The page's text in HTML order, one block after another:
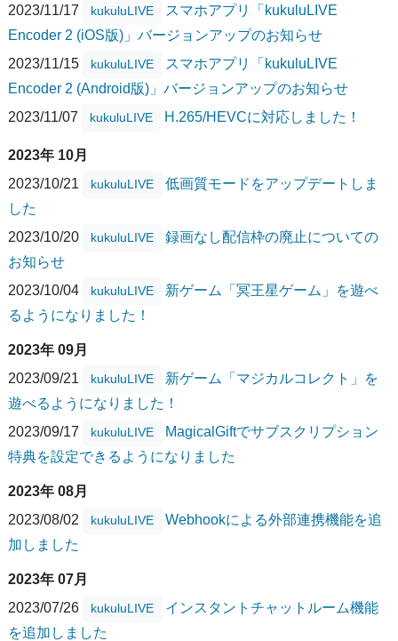
2023/11/17 kukuluLIVE
スマホアプリ「kukuluLIVE
Encoder 2 (iOS版)」バージョンアップのお知らせ
2023/11/15
kukuluLIVE
スマホアプリ「kukuluLIVE
Encoder 2 (Android版)」バージョンアップのお知らせ
2023/11/07
kukuluLIVE H.265/HEVCに対応しました！
2023年 10月
2023/10/21
kukuluLIVE
低画質モードをアップデートしま
した
2023/10/20
kukuluLIVE
録画なし配信枠の廃止についての
お知らせ
2023/10/04
kukuluLIVE
新ゲーム「冥王星ゲーム」を遊べ
るようになりました！
2023年 09月
2023/09/21
kukuluLIVE
新ゲーム「マジカルコレクト」を
遊べるようになりました！
2023/09/17
kukuluLIVE
MagicalGiftでサブスクリプション
特典を設定できるようになりました
2023年 08月
2023/08/02
kukuluLIVE
Webhookによる外部連携機能を追
加しました
2023年 07月
2023/07/26
kukuluLIVE
インスタントチャットルーム機能
を追加しました